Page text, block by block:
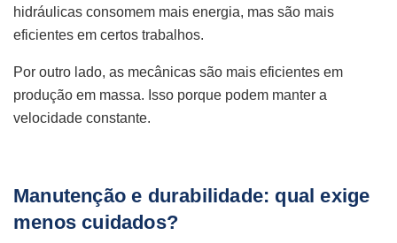
hidráulicas consomem mais energia, mas são mais
eficientes em certos trabalhos.
Por outro lado, as mecânicas são mais eficientes em
produção em massa. Isso porque podem manter a
velocidade constante.
Manutenção e durabilidade: qual exige
menos cuidados?